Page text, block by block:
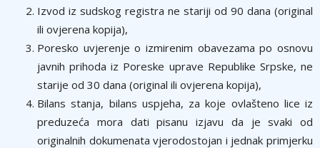
Izvod iz sudskog registra ne stariji od 90 dana (original
ili ovjerena kopija),
Poresko uvjerenje o izmirenim obavezama po osnovu
javnih prihoda iz Poreske uprave Republike Srpske, ne
starije od 30 dana (original ili ovjerena kopija),
Bilans stanja, bilans uspjeha, za koje ovlašteno lice iz
preduzeća mora dati pisanu izjavu da je svaki od
originalnih dokumenata vjerodostojan i jednak primjerku